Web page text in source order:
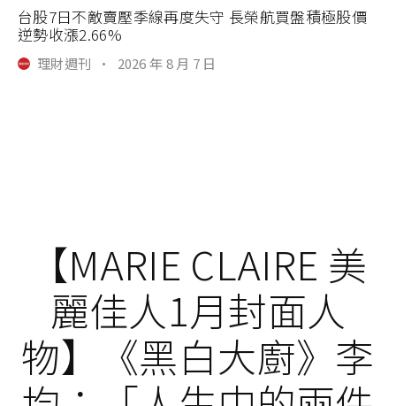
台股7日不敵賣壓季線再度失守 長榮航買盤積極股價
逆勢收漲2.66%
理財週刊 · 2026 年 8 月 7 日
【MARIE CLAIRE 美
麗佳人1月封面人
物】《黑白大廚》李